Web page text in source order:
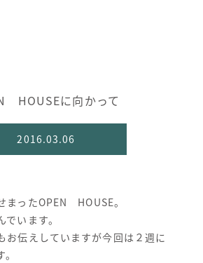
HOUSEに向かって
2016.03.06
まったOPEN HOUSE。
います。
お伝えしていますが今回は２週に